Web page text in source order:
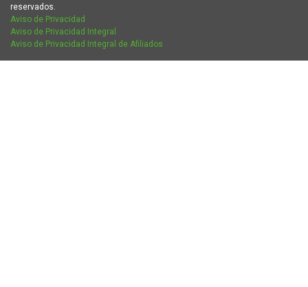
reservados.
Aviso de Privacidad
Aviso de Privacidad Integral
Aviso de Privacidad Integral de Afiliados